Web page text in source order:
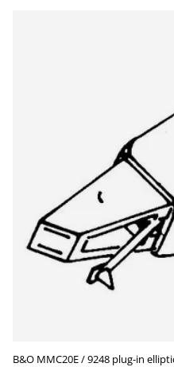
B&O MMC20E / 9248 plug-in